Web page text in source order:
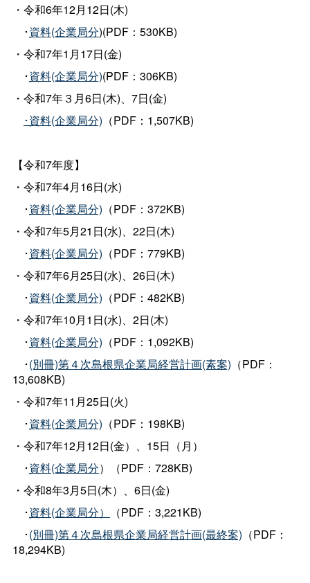
・令和6年12月12日(木)
･資料(企業局分)(PDF：530KB)
・令和7年1月17日(金)
･資料(企業局分)(PDF：306KB)
・令和7年３月6日(木)、7日(金)
･資料(企業局分) （PDF：1,507KB)
【令和7年度】
・令和7年4月16日(水)
･資料(企業局分) （PDF：372KB)
・令和7年5月21日(水)、22日(木)
･資料(企業局分) （PDF：779KB)
・令和7年6月25日(水)、26日(木)
･資料(企業局分) （PDF：482KB)
・令和7年10月1日(水)、2日(木)
･資料(企業局分) （PDF：1,092KB)
･(別冊)第４次島根県企業局経営計画(素案) （PDF：
13,608KB)
・令和7年11月25日(火)
･資料(企業局分) （PDF：198KB)
・令和7年12月12日(金）、15日（月）
･資料(企業局分）（PDF：728KB)
・令和8年3月5日(木）、6日(金)
･資料(企業局分）
（PDF：3,221KB)
･(別冊)第４次島根県企業局経営計画(最終案) （PDF：
18,294KB)